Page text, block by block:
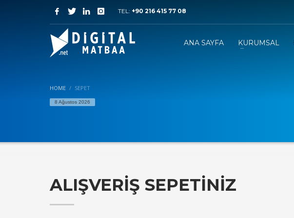
TEL: +90 216 415 77 08
ANA SAYFA KURUMSAL
HOME SEPET
8 Ağustos 2026
ALIŞVERİŞ SEPETİNİZ